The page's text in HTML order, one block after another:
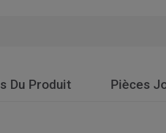
Du Produit Pièces